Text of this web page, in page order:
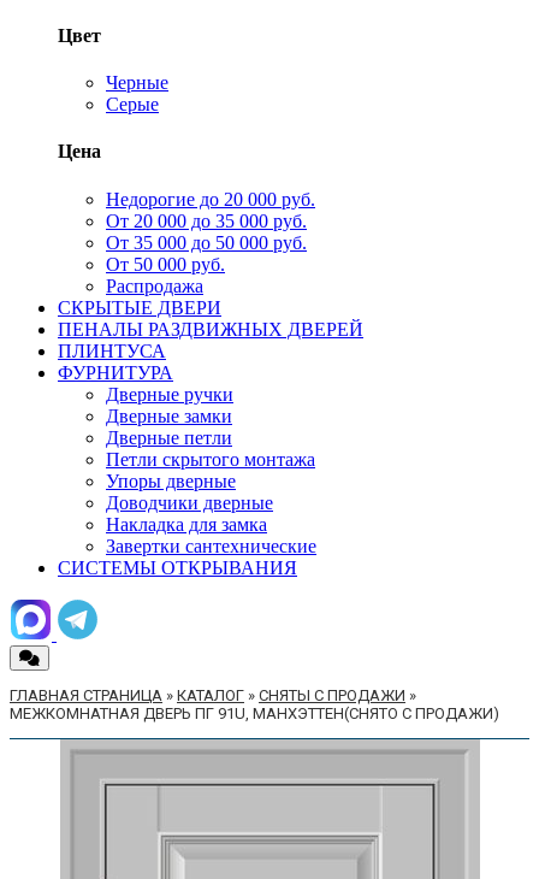
Цвет
Черные
Серые
Цена
Недорогие до 20 000 руб.
От 20 000 до 35 000 руб.
От 35 000 до 50 000 руб.
От 50 000 руб.
Распродажа
СКРЫТЫЕ ДВЕРИ
ПЕНАЛЫ РАЗДВИЖНЫХ ДВЕРЕЙ
ПЛИНТУСА
ФУРНИТУРА
Дверные ручки
Дверные замки
Дверные петли
Петли скрытого монтажа
Упоры дверные
Доводчики дверные
Накладка для замка
Завертки сантехнические
СИСТЕМЫ ОТКРЫВАНИЯ
ГЛАВНАЯ СТРАНИЦА » КАТАЛОГ » СНЯТЫ С ПРОДАЖИ »
МЕЖКОМНАТНАЯ ДВЕРЬ ПГ 91U, МАНХЭТТЕН(СНЯТО С ПРОДАЖИ)